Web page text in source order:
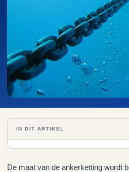
IN DIT ARTIKEL
De maat van de ankerketting wordt